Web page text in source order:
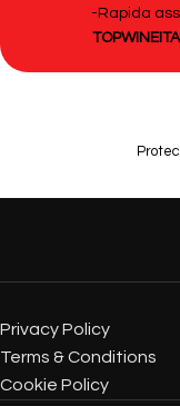
-Rapida
Privacy Policy
Terms & Conditions
Cookie Policy